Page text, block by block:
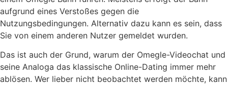
aufgrund eines Verstoßes gegen die
Nutzungsbedingungen. Alternativ dazu kann es sein, dass
Sie von einem anderen Nutzer gemeldet wurden.
Das ist auch der Grund, warum der Omegle-Videochat und
seine Analoga das klassische Online-Dating immer mehr
ablösen. Wer lieber nicht beobachtet werden möchte, kann